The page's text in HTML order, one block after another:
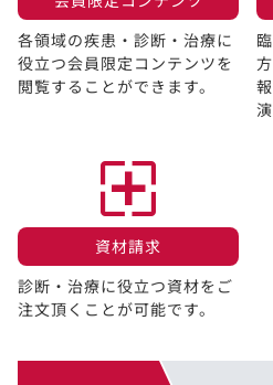
各領域の疾患・診断・治療に
役立つ会員限定コンテンツを
閲覧することができます。​
資材請求​
診断・治療に役立つ資材をご
注文頂くことが可能です。